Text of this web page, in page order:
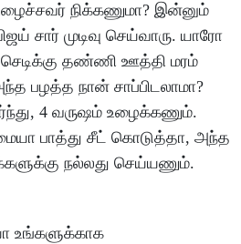
நிக்கணுமா? இன்னும்
சார் முடிவு செய்வாரு. யாரோ
தண்ணி ஊத்தி மரம்
பழத்த நான் சாப்பிடலாமா?
4 வருஷம் உழைக்கணும்.
பாத்து சீட் கொடுத்தா, அந்த
நல்லது செய்யணும்.
உங்களுக்காக